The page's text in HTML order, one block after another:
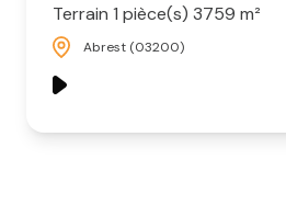
Terrain 1 pièce(s) 3759 m²
Abrest (03200)